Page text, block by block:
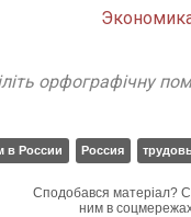
орфографічну
в России Россия
Сподобався матеріал?
ним в